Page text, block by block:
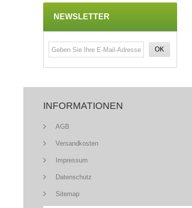
NEWSLETTER
OK
INFORMATIONEN
AGB
Versandkosten
Impressum
Datenschutz
Sitemap